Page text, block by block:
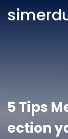
5 Tips
ection